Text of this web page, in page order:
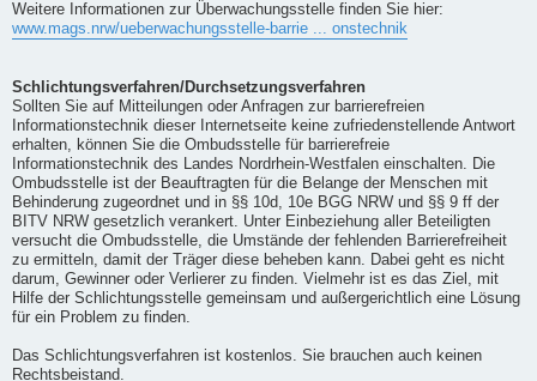
Weitere Informationen zur Überwachungsstelle finden Sie hier:
www.mags.nrw/ueberwachungsstelle-barrie ... onstechnik
Schlichtungsverfahren/Durchsetzungsverfahren
Sollten Sie auf Mitteilungen oder Anfragen zur barrierefreien
Informationstechnik dieser Internetseite keine zufriedenstellende Antwort
erhalten, können Sie die Ombudsstelle für barrierefreie
Informationstechnik des Landes Nordrhein-Westfalen einschalten. Die
Ombudsstelle ist der Beauftragten für die Belange der Menschen mit
Behinderung zugeordnet und in §§ 10d, 10e BGG NRW und §§ 9 ff der
BITV NRW gesetzlich verankert. Unter Einbeziehung aller Beteiligten
versucht die Ombudsstelle, die Umstände der fehlenden Barrierefreiheit
zu ermitteln, damit der Träger diese beheben kann. Dabei geht es nicht
darum, Gewinner oder Verlierer zu finden. Vielmehr ist es das Ziel, mit
Hilfe der Schlichtungsstelle gemeinsam und außergerichtlich eine Lösung
für ein Problem zu finden.
Das Schlichtungsverfahren ist kostenlos. Sie brauchen auch keinen
Rechtsbeistand.